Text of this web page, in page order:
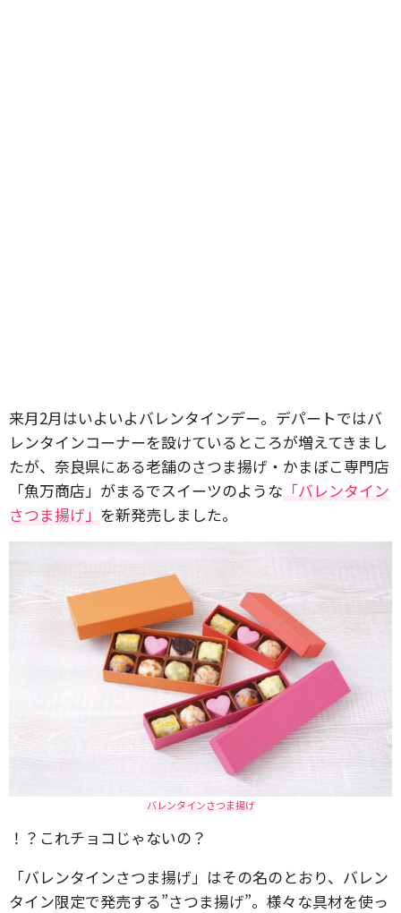
来月2月はいよいよバレンタインデー。デパートではバ
レンタインコーナーを設けているところが増えてきまし
たが、奈良県にある老舗のさつま揚げ・かまぼこ専門店
「魚万商店」がまるでスイーツのような 「バレンタイン
さつま揚げ」 を新発売しました。
バレンタインさつま揚げ
！？これチョコじゃないの？
「バレンタインさつま揚げ」はその名のとおり、バレン
タイン限定で発売する”さつま揚げ”。様々な具材を使っ